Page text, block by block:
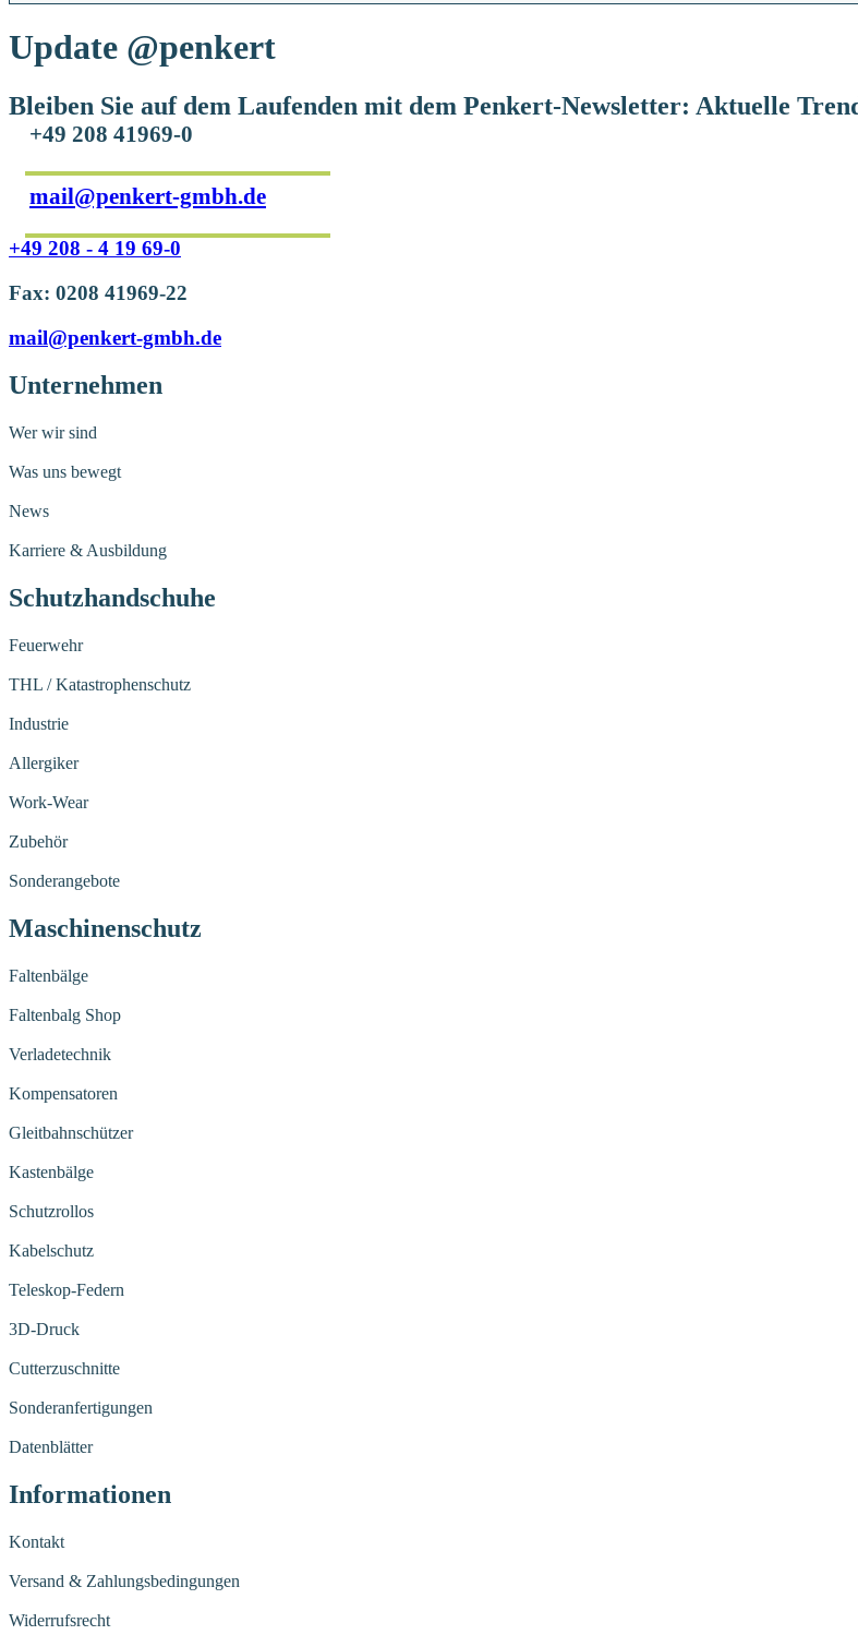
Update @penkert
Bleiben Sie auf dem Laufenden mit dem Penkert-Newsletter: Aktuelle
+49 208 41969-0
mail@penkert-gmbh.de
+49 208 - 4 19 69-0
Fax: 0208 41969-22
mail@penkert-gmbh.de
Unternehmen
Wer wir sind
Was uns bewegt
News
Karriere & Ausbildung
Schutzhandschuhe
Feuerwehr
THL / Katastrophenschutz
Industrie
Allergiker
Work-Wear
Zubehör
Sonderangebote
Maschinenschutz
Faltenbälge
Faltenbalg Shop
Verladetechnik
Kompensatoren
Gleitbahnschützer
Kastenbälge
Schutzrollos
Kabelschutz
Teleskop-Federn
3D-Druck
Cutterzuschnitte
Sonderanfertigungen
Datenblätter
Informationen
Kontakt
Versand & Zahlungsbedingungen
Widerrufsrecht